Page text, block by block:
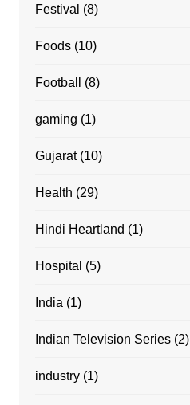
Festival (8)
Foods(10)
Football (8)
gaming (1)
Gujarat(10)
Health (29)
Hindi Heartland (1)
Hospital (5)
India (1)
Indian Television Series(2)
industry(1)